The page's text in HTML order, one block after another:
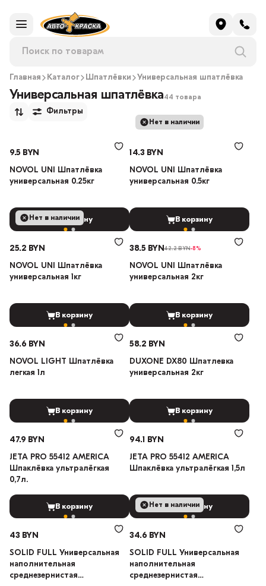
Главная Каталог Шпатлёвки Универсальная шпатлёвка
Универсальная шпатлёвка44 товара
Фильтры
9.5 BYN
NOVOL UNI Шпатлёвка
универсальная 0.25кг
В корзину
Нет в наличии
14.3 BYN
NOVOL UNI Шпатлёвка
универсальная 0.5кг
В корзину
Нет в наличии
25.2 BYN
NOVOL UNI Шпатлёвка
универсальная 1кг
В корзину
38.5 BYN42.2 BYN-8%
NOVOL UNI Шпатлёвка
универсальная 2кг
В корзину
36.6 BYN
NOVOL LIGHT Шпатлёвка
легкая 1л
В корзину
58.2 BYN
DUXONE DX80 Шпатлевка
универсальная 2кг
В корзину
47.9 BYN
JETA PRO 55412 AMERICA
Шпаклёвка ультралёгкая
0,7л.
В корзину
94.1 BYN
JETA PRO 55412 AMERICA
Шпаклёвка ультралёгкая 1,5л
В корзину
43 BYN
SOLID FULL Универсальная
наполнительная
среднезернистая
Нет в наличии
34.6 BYN
SOLID FULL Универсальная
наполнительная
среднезернистая